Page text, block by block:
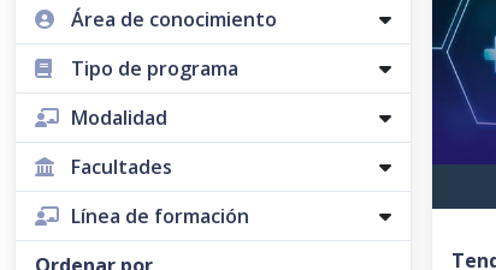
Área de conocimiento
Tipo de programa
Modalidad
Facultades
Línea de formación